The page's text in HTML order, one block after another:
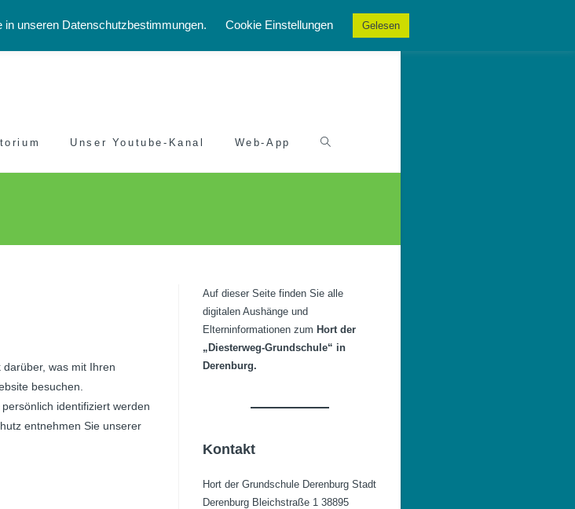
Unser Youtube-Kanal Web-App
was mit Ihren
besuchen.
identifiziert werden
entnehmen Sie unserer
Auf dieser Seite finden Sie alle
digitalen Aushänge und
Elterninformationen zum Hort der
„Diesterweg-Grundschule“ in
Derenburg.
Kontakt
Hort der Grundschule Derenburg Stadt
Derenburg Bleichstraße 1 38895
unseren Datenschutzbestimmungen. Cookie Einstellungen Gelesen